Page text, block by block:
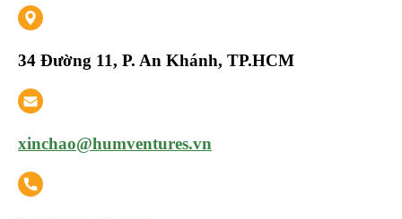
34 Đường 11, P. An Khánh, TP.HCM
xinchao@humventures.vn